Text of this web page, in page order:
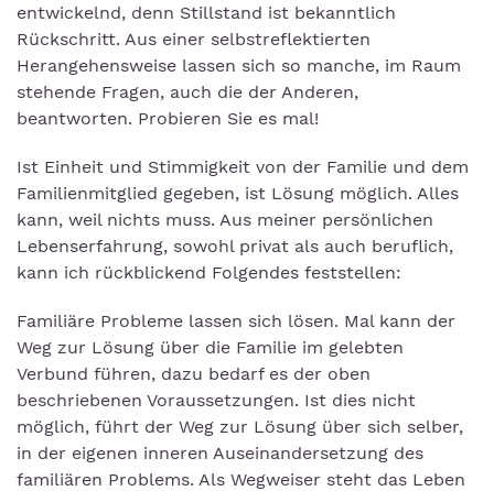
entwickelnd, denn Stillstand ist bekanntlich
Rückschritt. Aus einer selbstreflektierten
Herangehensweise lassen sich so manche, im Raum
stehende Fragen, auch die der Anderen,
beantworten. Probieren Sie es mal!
Ist Einheit und Stimmigkeit von der Familie und dem
Familienmitglied gegeben, ist Lösung möglich. Alles
kann, weil nichts muss. Aus meiner persönlichen
Lebenserfahrung, sowohl privat als auch beruflich,
kann ich rückblickend Folgendes feststellen:
Familiäre Probleme lassen sich lösen. Mal kann der
Weg zur Lösung über die Familie im gelebten
Verbund führen, dazu bedarf es der oben
beschriebenen Voraussetzungen. Ist dies nicht
möglich, führt der Weg zur Lösung über sich selber,
in der eigenen inneren Auseinandersetzung des
familiären Problems. Als Wegweiser steht das Leben